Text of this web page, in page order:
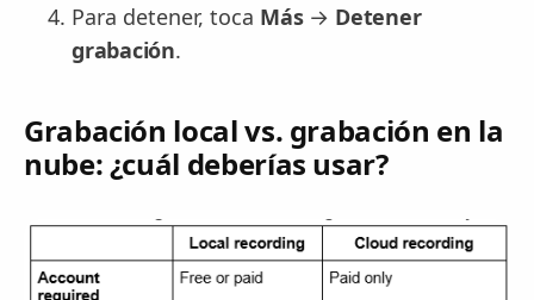
Para detener, toca Más → Detener
grabación.
Grabación local vs. grabación en la
nube: ¿cuál deberías usar?